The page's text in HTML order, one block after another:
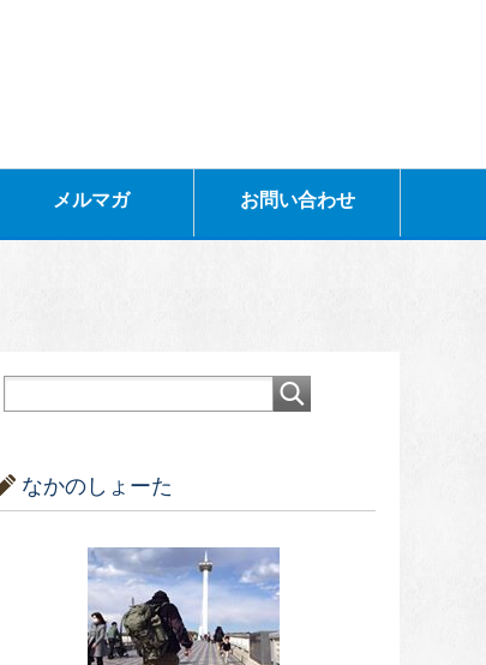
メルマガ お問い合わせ
なかのしょーた